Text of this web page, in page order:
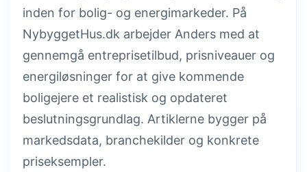
inden for bolig- og energimarkeder. På
NybyggetHus.dk arbejder Anders med at
gennemgå entreprisetilbud, prisniveauer og
energiløsninger for at give kommende
boligejere et realistisk og opdateret
beslutningsgrundlag. Artiklerne bygger på
markedsdata, branchekilder og konkrete
priseksempler.